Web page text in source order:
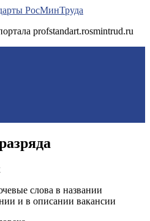
РосМинТруда
profstandart.rosmintrud.ru
слова в названии
и в описании вакансии